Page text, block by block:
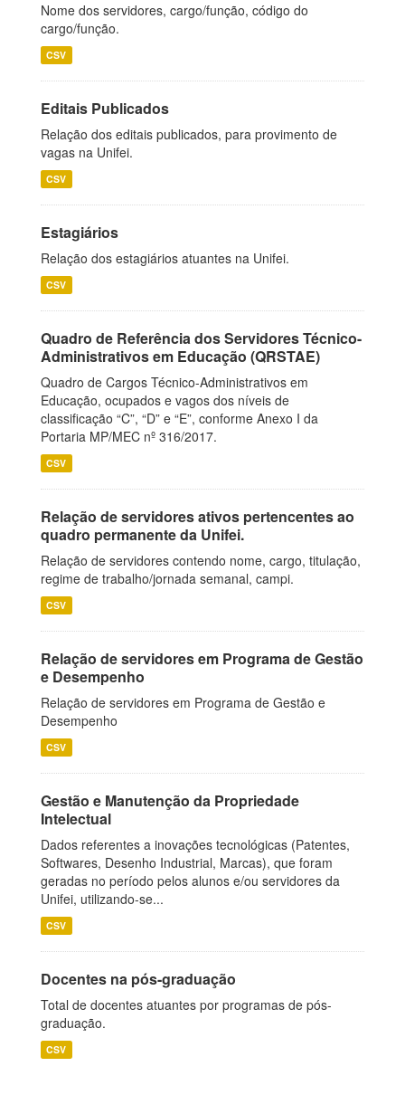
Nome dos servidores, cargo/função, código do
cargo/função.
CSV
Editais Publicados
Relação dos editais publicados, para provimento de
vagas na Unifei.
CSV
Estagiários
Relação dos estagiários atuantes na Unifei.
CSV
Quadro de Referência dos Servidores Técnico-
Administrativos em Educação (QRSTAE)
Quadro de Cargos Técnico-Administrativos em
Educação, ocupados e vagos dos níveis de
classificação “C”, “D” e “E”, conforme Anexo I da
Portaria MP/MEC nº 316/2017.
CSV
Relação de servidores ativos pertencentes ao
quadro permanente da Unifei.
Relação de servidores contendo nome, cargo, titulação,
regime de trabalho/jornada semanal, campi.
CSV
Relação de servidores em Programa de Gestão
e Desempenho
Relação de servidores em Programa de Gestão e
Desempenho
CSV
Gestão e Manutenção da Propriedade
Intelectual
Dados referentes a inovações tecnológicas (Patentes,
Softwares, Desenho Industrial, Marcas), que foram
geradas no período pelos alunos e/ou servidores da
Unifei, utilizando-se...
CSV
Docentes na pós-graduação
Total de docentes atuantes por programas de pós-
graduação.
CSV